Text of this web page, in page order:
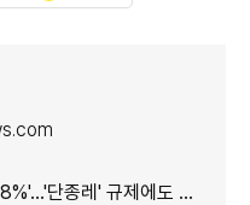
여전히 롤러코스터 타는 코스피